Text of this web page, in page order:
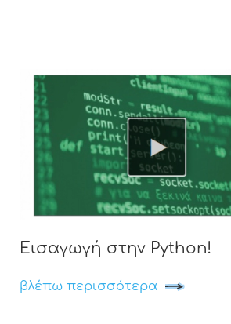
Εισαγωγή στην Python!
βλέπω περισσότερα